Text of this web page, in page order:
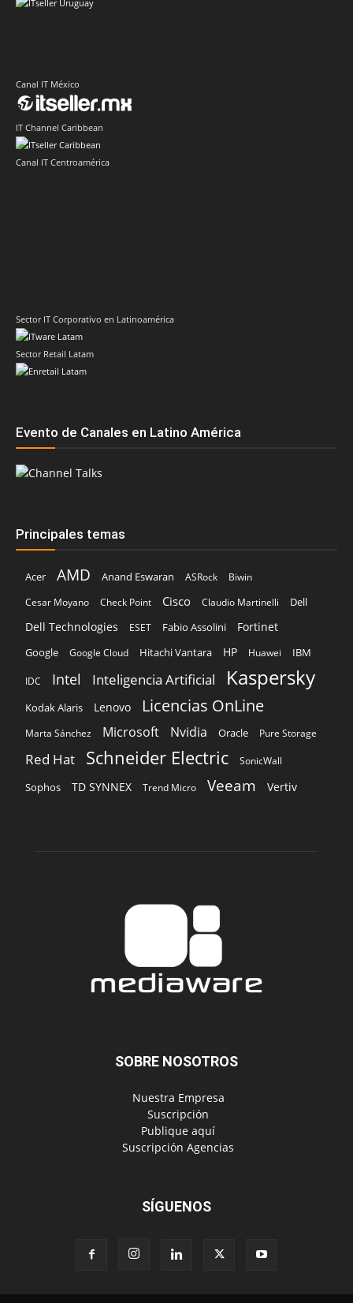
Canal IT México
IT Channel Caribbean
Canal IT Centroamérica
Sector IT Corporativo en Latinoamérica
Sector Retail Latam
Evento de Canales en Latino América
Principales temas
Acer AMD Anand Eswaran ASRock
Biwin
Cesar Moyano
Check Point Cisco Claudio Martinelli Dell
Dell Technologies ESET Fabio Assolini Fortinet
Google Google Cloud Hitachi Vantara HP Huawei IBM
IDC Intel Inteligencia Artificial Kaspersky
Kodak Alaris Lenovo Licencias OnLine
Marta Sánchez Microsoft Nvidia Oracle Pure Storage
Red Hat Schneider Electric SonicWall
Sophos TD SYNNEX Trend Micro Veeam Vertiv
SOBRE NOSOTROS
‎ Nuestra Empresa
‎ Suscripción
‎ Publique aquí
‎ Suscripción Agencias
SÍGUENOS